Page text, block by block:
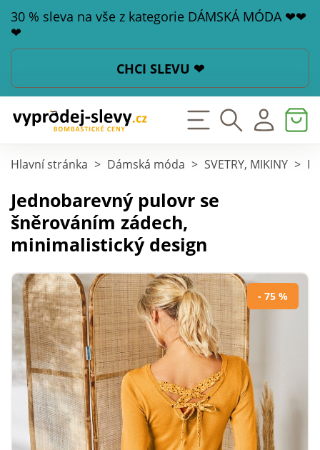
30 % sleva na vše z kategorie DÁMSKÁ MÓDA ❤❤
❤
CHCI SLEVU ❤
Hlavní stránka > Dámská móda > SVETRY, MIKINY >
Jednobarevný pulovr se
šněrováním zádech,
minimalistický design
- 75 %